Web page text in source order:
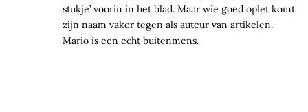
stukje’ voorin in het blad. Maar wie goed oplet komt
zijn naam vaker tegen als auteur van artikelen.
Mario is een echt buitenmens.